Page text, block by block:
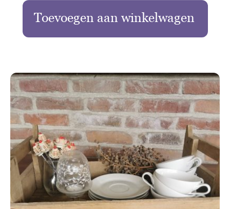
Toevoegen aan winkelwagen